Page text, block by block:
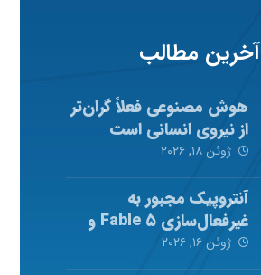
آخرین مطالب
هوش مصنوعی فعلاً گران‌تر
از نیروی انسانی است
ژوئن ۱۸, ۲۰۲۶
آنتروپیک مجبور به
غیرفعال‌سازی Fable ۵ و
Mythos ۵ شد
ژوئن ۱۶, ۲۰۲۶